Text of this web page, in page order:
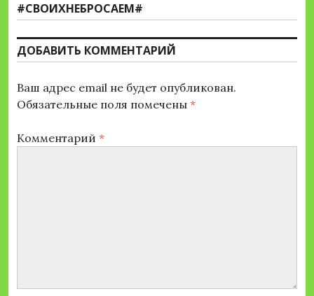
Следующая
запись:
#СВОИХНЕБРОСАЕМ#
ДОБАВИТЬ КОММЕНТАРИЙ
Ваш адрес email не будет опубликован.
Обязательные поля помечены *
Комментарий *